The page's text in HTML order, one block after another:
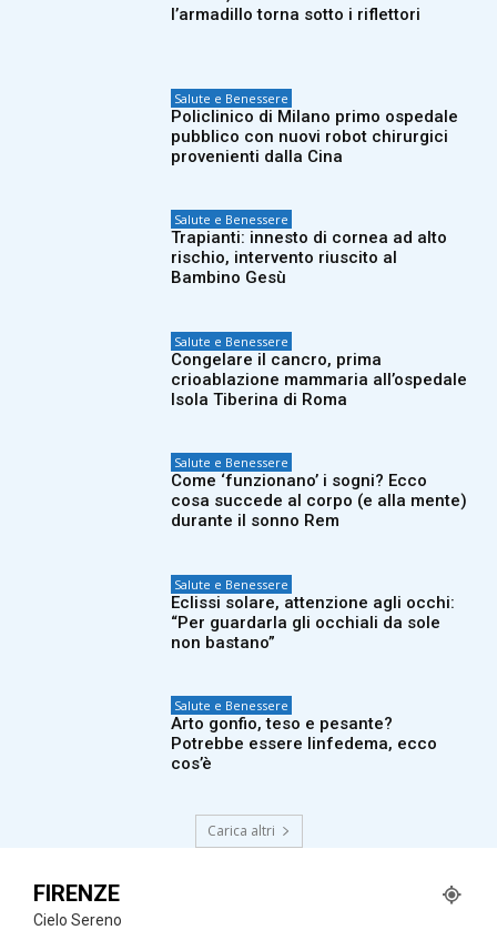
l’armadillo torna sotto i riflettori
Salute e Benessere
Policlinico di Milano primo ospedale
pubblico con nuovi robot chirurgici
provenienti dalla Cina
Salute e Benessere
Trapianti: innesto di cornea ad alto
rischio, intervento riuscito al
Bambino Gesù
Salute e Benessere
Congelare il cancro, prima
crioablazione mammaria all’ospedale
Isola Tiberina di Roma
Salute e Benessere
Come ‘funzionano’ i sogni? Ecco
cosa succede al corpo (e alla mente)
durante il sonno Rem
Salute e Benessere
Eclissi solare, attenzione agli occhi:
“Per guardarla gli occhiali da sole
non bastano”
Salute e Benessere
Arto gonfio, teso e pesante?
Potrebbe essere linfedema, ecco
cos’è
Carica altri
FIRENZE
Cielo Sereno